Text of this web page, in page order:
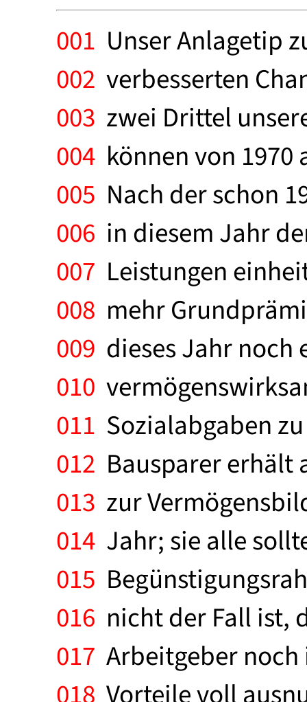
001 Unser Anlagetip
002 verbesserten
003 zwei Drittel
004 können von
005 Nach der schon
006 in diesem Jahr
007 Leistungen
008 mehr
009 dieses Jahr
010
011 Sozialabgaben
012 Bausparer erhält
013 zur
014 Jahr; sie alle
015
016 nicht der Fall ist,
017 Arbeitgeber